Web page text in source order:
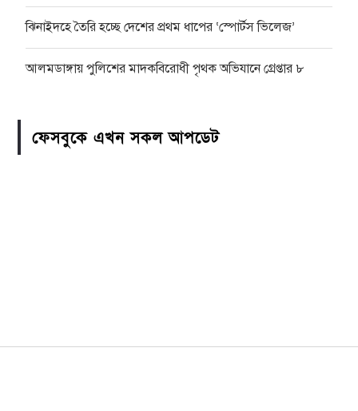
ঝিনাইদহে তৈরি হচ্ছে দেশের প্রথম ধাপের ‘স্পোর্টস ভিলেজ’
আলমডাঙ্গায় পুলিশের মাদকবিরোধী পৃথক অভিযানে গ্রেপ্তার ৮
ফেসবুকে এখন সকল আপডেট